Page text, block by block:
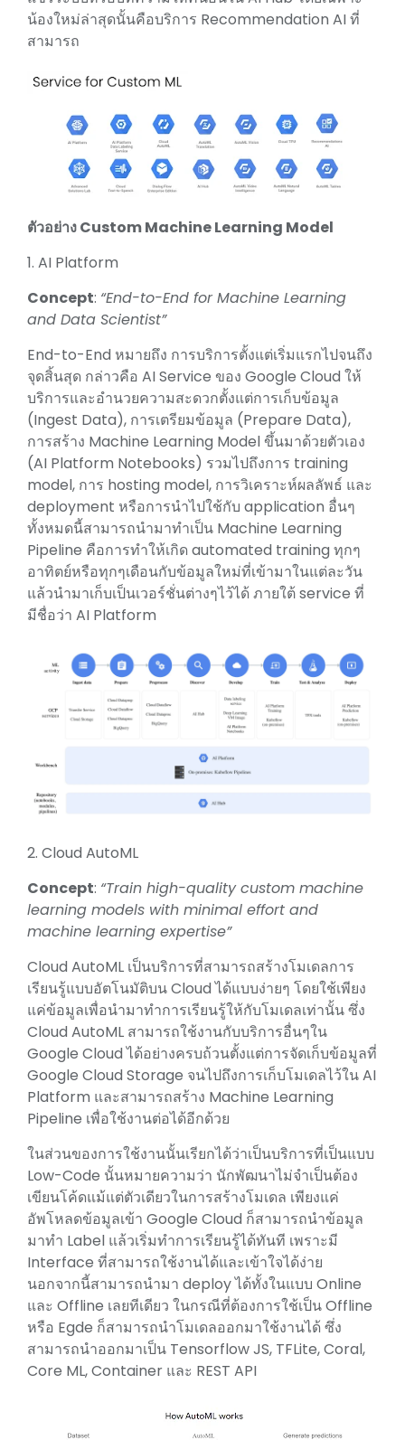
น้องใหม่ล่าสุดนั้นคือบริการ Recommendation AI ที่
สามารถ
ตัวอย่าง Custom Machine Learning Model
1. AI Platform
Concept: “End-to-End for Machine Learning
and Data Scientist”
End-to-End หมายถึง การบริการตั้งแต่เริ่มแรกไปจนถึง
จุดสิ้นสุด กล่าวคือ AI Service ของ Google Cloud ให้
บริการและอำนวยความสะดวกตั้งแต่การเก็บข้อมูล
(Ingest Data), การเตรียมข้อมูล (Prepare Data),
การสร้าง Machine Learning Model ขึ้นมาด้วยตัวเอง
(AI Platform Notebooks) รวมไปถึงการ training
model, การ hosting model, การวิเคราะห์ผลลัพธ์ และ
deployment หรือการนำไปใช้กับ application อื่นๆ
ทั้งหมดนี้สามารถนำมาทำเป็น Machine Learning
Pipeline คือการทำให้เกิด automated training ทุกๆ
อาทิตย์หรือทุกๆเดือนกับข้อมูลใหม่ที่เข้ามาในแต่ละวัน
แล้วนำมาเก็บเป็นเวอร์ชั่นต่างๆไว้ได้ ภายใต้ service ที่
มีชื่อว่า AI Platform
2. Cloud AutoML
Concept: “Train high-quality custom machine
learning models with minimal effort and
machine learning expertise”
Cloud AutoML เป็นบริการที่สามารถสร้างโมเดลการ
เรียนรู้แบบอัตโนมัติบน Cloud ได้แบบง่ายๆ โดยใช้เพียง
แค่ข้อมูลเพื่อนำมาทำการเรียนรู้ให้กับโมเดลเท่านั้น ซึ่ง
Cloud AutoML สามารถใช้งานกับบริการอื่นๆใน
Google Cloud ได้อย่างครบถ้วนตั้งแต่การจัดเก็บข้อมูลที่
Google Cloud Storage จนไปถึงการเก็บโมเดลไว้ใน AI
Platform และสามารถสร้าง Machine Learning
Pipeline เพื่อใช้งานต่อได้อีกด้วย
ในส่วนของการใช้งานนั้นเรียกได้ว่าเป็นบริการที่เป็นแบบ
Low-Code นั้นหมายความว่า นักพัฒนาไม่จำเป็นต้อง
เขียนโค้ดแม้แต่ตัวเดียวในการสร้างโมเดล เพียงแค่
อัพโหลดข้อมูลเข้า Google Cloud ก็สามารถนำข้อมูล
มาทำ Label แล้วเริ่มทำการเรียนรู้ได้ทันที เพราะมี
Interface ที่สามารถใช้งานได้และเข้าใจได้ง่าย
นอกจากนี้สามารถนำมา deploy ได้ทั้งในแบบ Online
และ Offline เลยทีเดียว ในกรณีที่ต้องการใช้เป็น Offline
หรือ Egde ก็สามารถนำโมเดลออกมาใช้งานได้ ซึ่ง
สามารถนำออกมาเป็น Tensorflow JS, TFLite, Coral,
Core ML, Container และ REST API